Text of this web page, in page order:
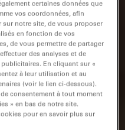
certaines données que
vos coordonnées, afin
sur notre site, de vous proposer
en fonction de vos
de vous permettre de partager
des analyses et de
En cliquant sur «
à leur utilisation et au
(voir le lien ci-dessous).
consentement à tout moment
» en bas de notre site.
pour en savoir plus sur